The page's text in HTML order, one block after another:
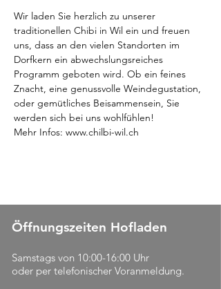
Wir laden Sie herzlich zu unserer
traditionellen Chibi in Wil ein und freuen
uns, dass an den vielen Standorten im
Dorfkern ein abwechslungsreiches
Programm geboten wird. Ob ein feines
Znacht, eine genussvolle Weindegustation,
oder gemütliches Beisammensein, Sie
werden sich bei uns wohlfühlen!
Mehr Infos: www.chilbi-wil.ch
Öffnungszeiten Hofladen
Samstags von 10:00-16:00 Uhr
oder per telefonischer Voranmeldung.